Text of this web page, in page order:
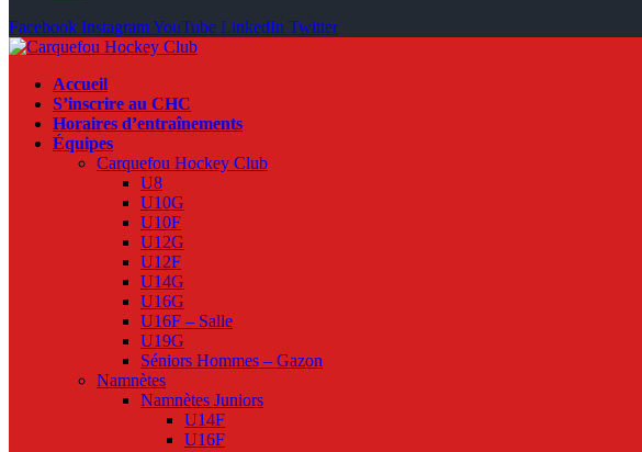
Facebook InstagramYouTube LinkedIn Twitter
Accueil
S’inscrire au CHC
Horaires d’entraînements
Équipes
Carquefou Hockey Club
U8
U10G
U10F
U12G
U12F
U14G
U16G
U16F – Salle
U19G
Séniors Hommes – Gazon
Namnètes
Namnètes Juniors
U14F
U16F